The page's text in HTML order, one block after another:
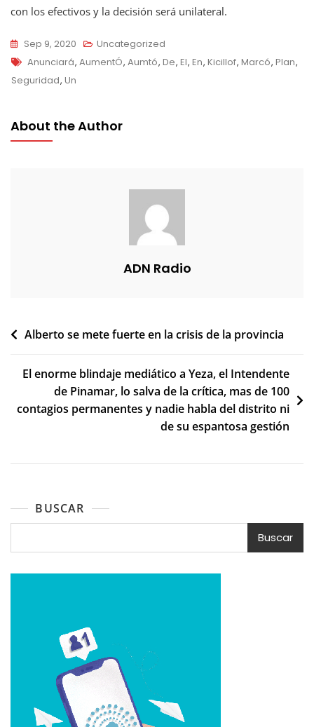
con los efectivos y la decisión será unilateral.
Sep 9, 2020
Uncategorized
Tags
Anunciará, AumentÓ, Aumtó, De, El, En, Kicillof, Marcó, Plan,
Seguridad, Un
About the Author
ADN Radio
Navegación
entradas
Alberto se mete fuerte en la crisis de la provincia
El enorme blindaje mediático a Yeza, el Intendente
de Pinamar, lo salva de la crítica, mas de 100
contagios permanentes y nadie habla del distrito ni
de su espantosa gestión
BUSCAR
Buscar